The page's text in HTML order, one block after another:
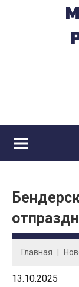
Главная
13.10.2025